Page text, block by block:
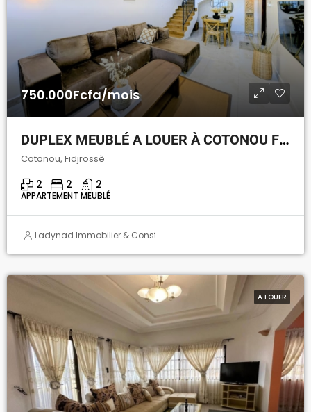
750.000Fcfa/mois
DUPLEX MEUBLÉ A LOUER À COTONOU FIDJROSSÈ CALVAIRE
Cotonou, Fidjrossè
2 2 2
APPARTEMENT MEUBLÉ
Ladynad Immobilier & Construction
A LOUER